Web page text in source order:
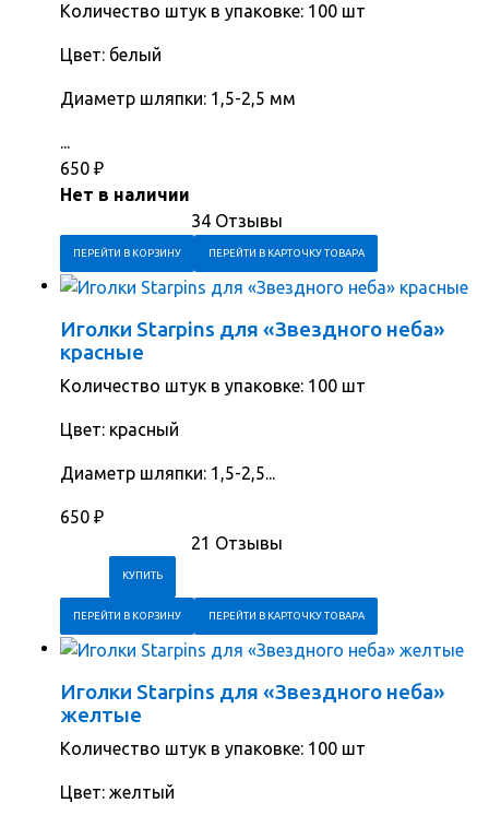
Количество штук в упаковке: 100 шт
Цвет: белый
Диаметр шляпки: 1,5-2,5 мм
...
650 ₽
Нет в наличии
34 Отзывы
ПЕРЕЙТИ В КОРЗИНУ ПЕРЕЙТИ В КАРТОЧКУ ТОВАРА
Иголки Starpins для «Звездного неба»
красные
Количество штук в упаковке: 100 шт
Цвет: красный
Диаметр шляпки: 1,5-2,5...
650 ₽
21 Отзывы
ПЕРЕЙТИ В КОРЗИНУ ПЕРЕЙТИ В КАРТОЧКУ ТОВАРА
Иголки Starpins для «Звездного неба»
желтые
Количество штук в упаковке: 100 шт
Цвет: желтый